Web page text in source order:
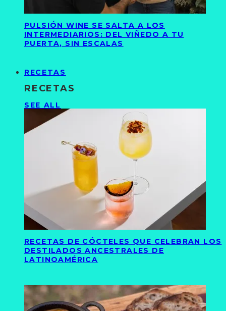
PULSIÓN WINE SE SALTA A LOS
INTERMEDIARIOS: DEL VIÑEDO A TU
PUERTA, SIN ESCALAS
RECETAS
RECETAS
SEE ALL
RECETAS DE CÓCTELES QUE CELEBRAN LOS
DESTILADOS ANCESTRALES DE
LATINOAMÉRICA